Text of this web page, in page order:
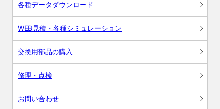
各種データダウンロード
WEB見積・各種シミュレーション
交換用部品の購入
修理・点検
お問い合わせ